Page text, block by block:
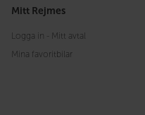
Mitt Rejmes
Logga in - Mitt avtal
Mina favoritbilar